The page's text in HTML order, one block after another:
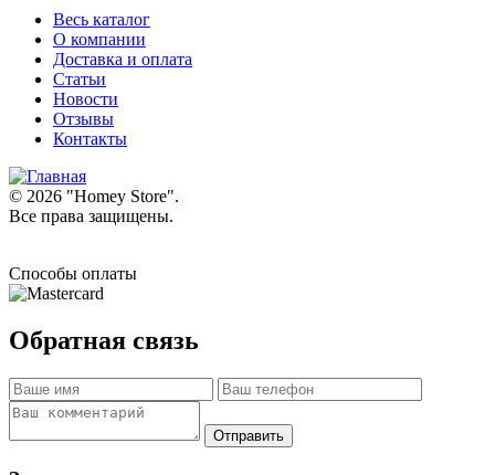
Весь каталог
О компании
Доставка и оплата
Статьи
Новости
Отзывы
Контакты
© 2026 "Homey Store".
Все права защищены.
Способы оплаты
Обратная связь